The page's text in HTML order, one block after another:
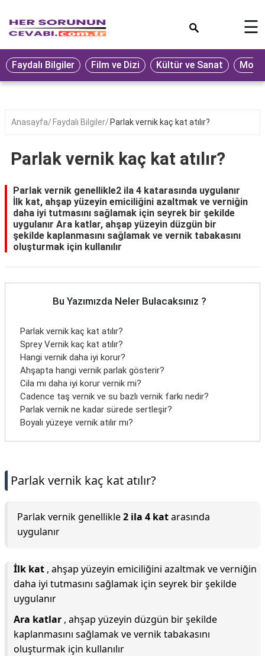
Eğitim
Ekonomi
Seyahat
Oyun
Yaşam
Hukuk
Blog
☰
Faydalı Bilgiler Film ve Dizi Kültür ve Sanat
Anasayfa Faydalı Bilgiler Parlak vernik kaç kat atılır?
Parlak vernik kaç kat atılır?
Parlak vernik genellikle2 ila 4 katarasında uygulanır
İlk kat, ahşap yüzeyin emiciliğini azaltmak ve verniğin
daha iyi tutmasını sağlamak için seyrek bir şekilde
uygulanır Ara katlar, ahşap yüzeyin düzgün bir
şekilde kaplanmasını sağlamak ve vernik tabakasını
oluşturmak için kullanılır
Bu Yazımızda Neler Bulacaksınız ?
Parlak vernik kaç kat atılır?
Sprey Vernik kaç kat atılır?
Hangi vernik daha iyi korur?
Ahşapta hangi vernik parlak gösterir?
Cila mı daha iyi korur vernik mi?
Cadence taş vernik ve su bazlı vernik farkı nedir?
Parlak vernik ne kadar sürede sertleşir?
Boyalı yüzeye vernik atılır mı?
Parlak vernik kaç kat atılır?
Parlak vernik genellikle2 ila 4 katarasında
uygulanır
İlk kat , ahşap yüzeyin emiciliğini azaltmak ve verniğin
daha iyi tutmasını sağlamak için seyrek bir şekilde
uygulanır
Ara katlar , ahşap yüzeyin düzgün bir şekilde
kaplanmasını sağlamak ve vernik tabakasını
oluşturmak için kullanılır